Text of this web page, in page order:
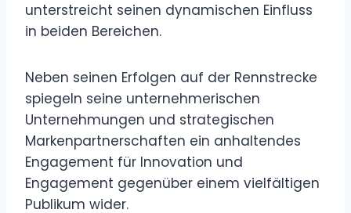
unterstreicht seinen dynamischen Einfluss
in beiden Bereichen.
Neben seinen Erfolgen auf der Rennstrecke
spiegeln seine unternehmerischen
Unternehmungen und strategischen
Markenpartnerschaften ein anhaltendes
Engagement für Innovation und
Engagement gegenüber einem vielfältigen
Publikum wider.